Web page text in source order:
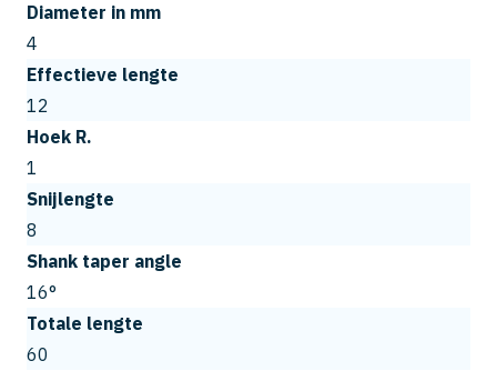
Diameter in mm
4
Effectieve lengte
12
Hoek R.
1
Snijlengte
8
Shank taper angle
16°
Totale lengte
60